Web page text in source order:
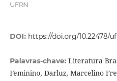
UFRN
DOI: https://doi.org/10.22478/
Palavras-chave: Literatura
Feminino, Darluz, Marcelino